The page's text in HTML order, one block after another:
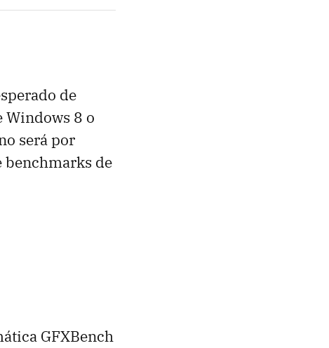
de
Windows 8 o
será por
benchmarks de
GFXBench